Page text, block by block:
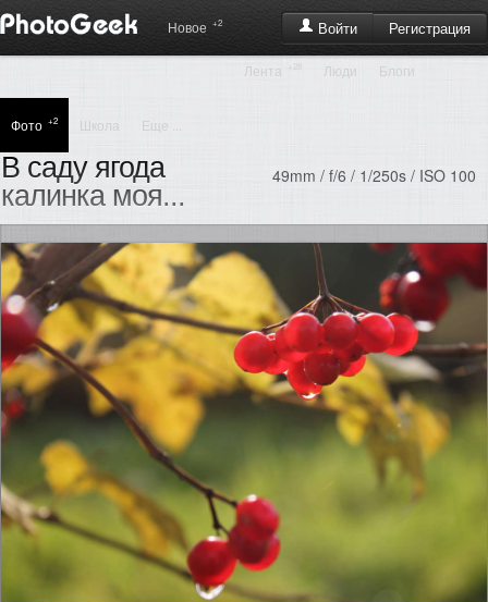
Войти Регистрация
Новое +2
Лента Люди Блоги
Фото +2 Школа Еще ...
В саду ягода
калинка моя...
49mm / f/6 / 1/250s / ISO 100